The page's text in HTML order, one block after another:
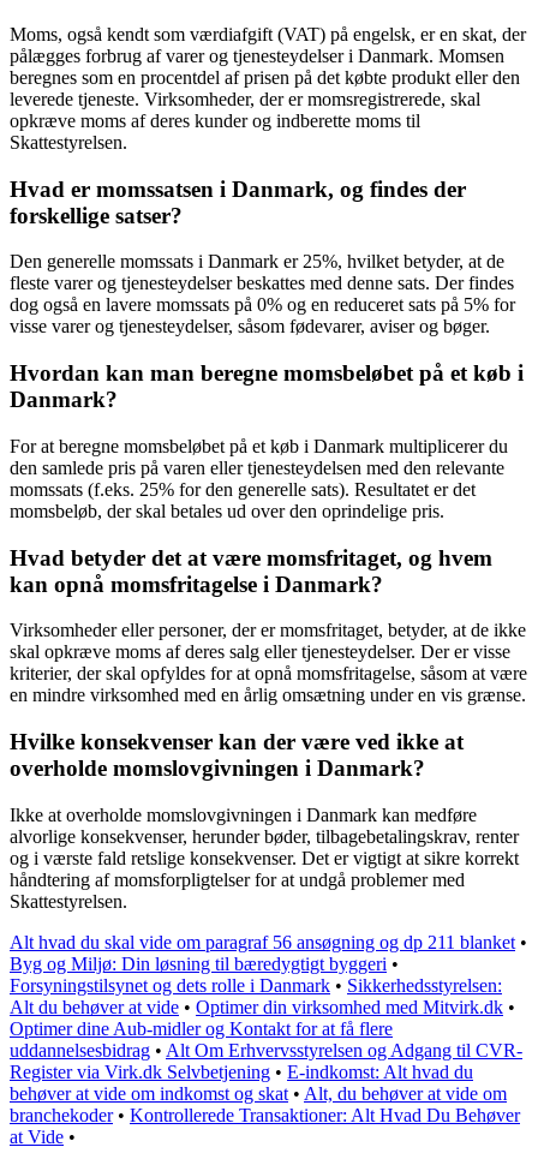
Moms, også kendt som værdiafgift (VAT) på engelsk, er en skat, der
pålægges forbrug af varer og tjenesteydelser i Danmark. Momsen
beregnes som en procentdel af prisen på det købte produkt eller den
leverede tjeneste. Virksomheder, der er momsregistrerede, skal
opkræve moms af deres kunder og indberette moms til
Skattestyrelsen.
Hvad er momssatsen i Danmark, og findes der
forskellige satser?
Den generelle momssats i Danmark er 25%, hvilket betyder, at de
fleste varer og tjenesteydelser beskattes med denne sats. Der findes
dog også en lavere momssats på 0% og en reduceret sats på 5% for
visse varer og tjenesteydelser, såsom fødevarer, aviser og bøger.
Hvordan kan man beregne momsbeløbet på et køb i
Danmark?
For at beregne momsbeløbet på et køb i Danmark multiplicerer du
den samlede pris på varen eller tjenesteydelsen med den relevante
momssats (f.eks. 25% for den generelle sats). Resultatet er det
momsbeløb, der skal betales ud over den oprindelige pris.
Hvad betyder det at være momsfritaget, og hvem
kan opnå momsfritagelse i Danmark?
Virksomheder eller personer, der er momsfritaget, betyder, at de ikke
skal opkræve moms af deres salg eller tjenesteydelser. Der er visse
kriterier, der skal opfyldes for at opnå momsfritagelse, såsom at være
en mindre virksomhed med en årlig omsætning under en vis grænse.
Hvilke konsekvenser kan der være ved ikke at
overholde momslovgivningen i Danmark?
Ikke at overholde momslovgivningen i Danmark kan medføre
alvorlige konsekvenser, herunder bøder, tilbagebetalingskrav, renter
og i værste fald retslige konsekvenser. Det er vigtigt at sikre korrekt
håndtering af momsforpligtelser for at undgå problemer med
Skattestyrelsen.
Alt hvad du skal vide om paragraf 56 ansøgning og dp 211 blanket •
Byg og Miljø: Din løsning til bæredygtigt byggeri •
Forsyningstilsynet og dets rolle i Danmark • Sikkerhedsstyrelsen:
Alt du behøver at vide • Optimer din virksomhed med Mitvirk.dk •
Optimer dine Aub-midler og Kontakt for at få flere
uddannelsesbidrag • Alt Om Erhvervsstyrelsen og Adgang til CVR-
Register via Virk.dk Selvbetjening • E-indkomst: Alt hvad du
behøver at vide om indkomst og skat • Alt, du behøver at vide om
branchekoder• Kontrollerede Transaktioner: Alt Hvad Du Behøver
at Vide •